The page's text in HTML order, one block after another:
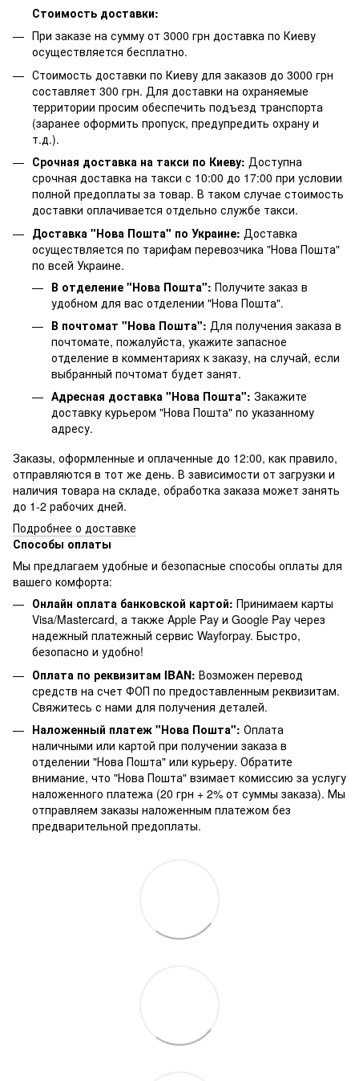
Стоимость доставки:
При заказе на сумму от 3000 грн доставка по Киеву
осуществляется бесплатно.
Стоимость доставки по Киеву для заказов до 3000 грн
составляет 300 грн. Для доставки на охраняемые
территории просим обеспечить подъезд транспорта
(заранее оформить пропуск, предупредить охрану и
т.д.).
Срочная доставка на такси по Киеву: Доступна
срочная доставка на такси с 10:00 до 17:00 при условии
полной предоплаты за товар. В таком случае стоимость
доставки оплачивается отдельно службе такси.
Доставка "Нова Пошта" по Украине: Доставка
осуществляется по тарифам перевозчика "Нова Пошта"
по всей Украине.
В отделение "Нова Пошта": Получите заказ в
удобном для вас отделении "Нова Пошта".
В почтомат "Нова Пошта": Для получения заказа в
почтомате, пожалуйста, укажите запасное
отделение в комментариях к заказу, на случай, если
выбранный почтомат будет занят.
Адресная доставка "Нова Пошта": Закажите
доставку курьером "Нова Пошта" по указанному
адресу.
Заказы, оформленные и оплаченные до 12:00, как правило,
отправляются в тот же день. В зависимости от загрузки и
наличия товара на складе, обработка заказа может занять
до 1-2 рабочих дней.
Подробнее о доставке
Способы оплаты
Мы предлагаем удобные и безопасные способы оплаты для
вашего комфорта:
Онлайн оплата банковской картой: Принимаем карты
Visa/Mastercard, а также Apple Pay и Google Pay через
надежный платежный сервис Wayforpay. Быстро,
безопасно и удобно!
Оплата по реквизитам IBAN: Возможен перевод
средств на счет ФОП по предоставленным реквизитам.
Свяжитесь с нами для получения деталей.
Наложенный платеж "Нова Пошта": Оплата
наличными или картой при получении заказа в
отделении "Нова Пошта" или курьеру. Обратите
внимание, что "Нова Пошта" взимает комиссию за услугу
наложенного платежа (20 грн + 2% от суммы заказа). Мы
отправляем заказы наложенным платежом без
предварительной предоплаты.